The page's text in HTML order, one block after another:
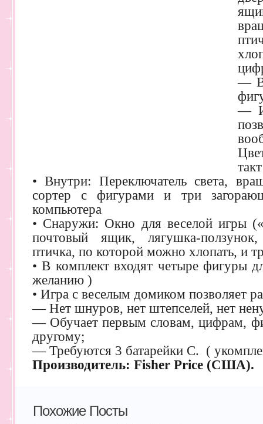
— В
—
• Внутри: Переключатель света,
сортер с фигурами и три
компьютера
• Снаружи: Окно для веселой игры
почтовый ящик, лягушка-
птичка, по которой можно хлопать, и
• В комплект входят четыре фигуры
желанию )
• Игра с веселым домиком позволяет
— Нет шнуров, нет штепселей, нет
— Обучает первым словам, цифрам,
другому;
— Требуются 3 батарейки C. (
Производитель: Fisher Price (США).
Похожие Посты